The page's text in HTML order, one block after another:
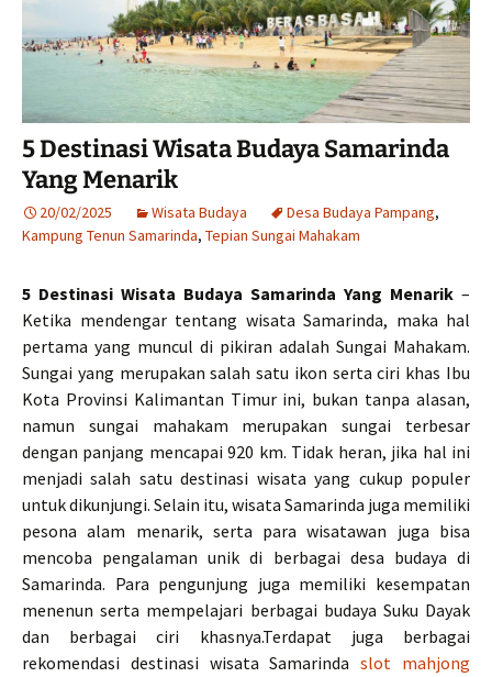
5 Destinasi Wisata Budaya Samarinda
Yang Menarik
20/02/2025 Wisata Budaya Desa Budaya Pampang,
Kampung Tenun Samarinda, Tepian Sungai Mahakam
5 Destinasi Wisata Budaya Samarinda Yang Menarik –
Ketika mendengar tentang wisata Samarinda, maka hal
pertama yang muncul di pikiran adalah Sungai Mahakam.
Sungai yang merupakan salah satu ikon serta ciri khas Ibu
Kota Provinsi Kalimantan Timur ini, bukan tanpa alasan,
namun sungai mahakam merupakan sungai terbesar
dengan panjang mencapai 920 km. Tidak heran, jika hal ini
menjadi salah satu destinasi wisata yang cukup populer
untuk dikunjungi. Selain itu, wisata Samarinda juga memiliki
pesona alam menarik, serta para wisatawan juga bisa
mencoba pengalaman unik di berbagai desa budaya di
Samarinda. Para pengunjung juga memiliki kesempatan
menenun serta mempelajari berbagai budaya Suku Dayak
dan berbagai ciri khasnya.Terdapat juga berbagai
rekomendasi destinasi wisata Samarindaslot mahjong